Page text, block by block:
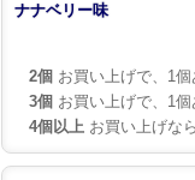
ナナベリー味
2個 お買い上げで、1個
3個 お買い上げで、1個
4個以上 お買い上げな